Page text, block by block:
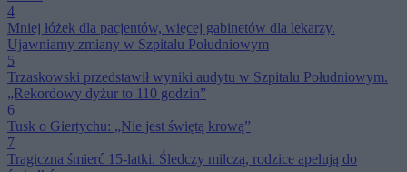
4
Mniej łóżek dla pacjentów, więcej gabinetów dla lekarzy.
Ujawniamy zmiany w Szpitalu Południowym
5
Trzaskowski przedstawił wyniki audytu w Szpitalu Południowym.
„Rekordowy dyżur to 110 godzin”
6
Tusk o Giertychu: „Nie jest świętą krową”
7
Tragiczna śmierć 15-latki. Śledczy milczą, rodzice apelują do